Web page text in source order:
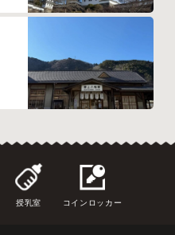
授乳室 コインロッカー